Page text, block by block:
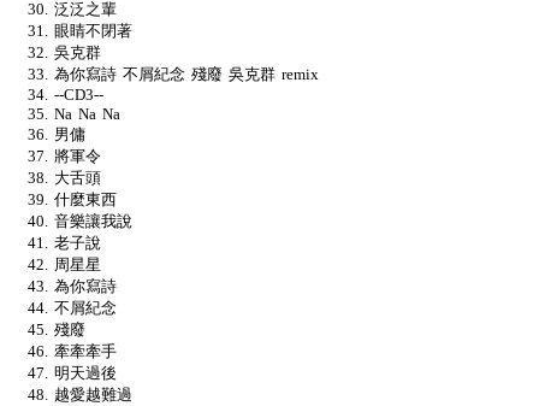
泛泛之輩
眼睛不閉著
吳克群
為你寫詩 不屑紀念 殘廢 吳克群 remix
--CD3--
Na Na Na
男傭
將軍令
大舌頭
什麼東西
音樂讓我說
老子說
周星星
為你寫詩
不屑紀念
殘廢
牽牽牽手
明天過後
越愛越難過